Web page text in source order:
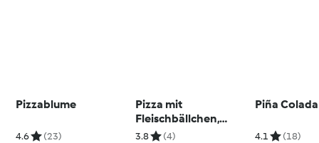
Pizzablume
4.6 (23)
Pizza mit
Fleischbällchen,
scharfer roter Sauce,
3.8 (4)
Piña
4.1 (18)